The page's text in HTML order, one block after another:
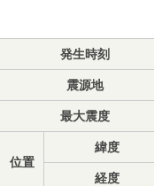
発生時刻
震源地
最大震度
位置
緯度
経度